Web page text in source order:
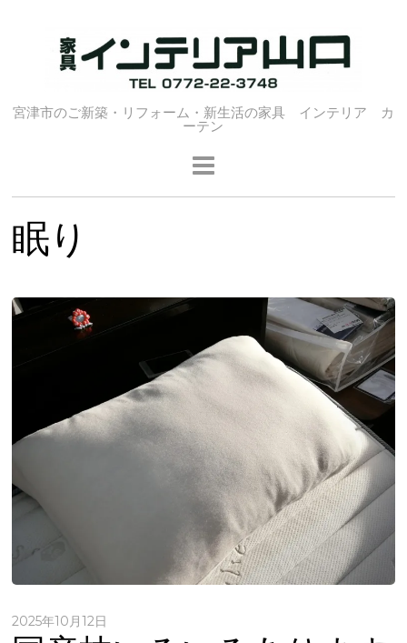
宮津市のご新築・リフォーム・新生活の家具 インテリア カ
ーテン
眠り
2025年10月12日